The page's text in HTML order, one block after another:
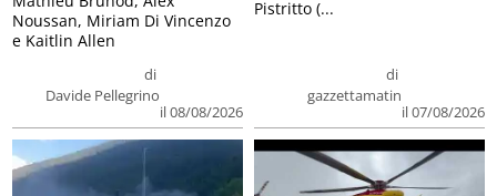
di
Davide Pellegrino
il 08/08/2026
Noussan, Miriam Di Vincenzo
e Kaitlin Allen
di
gazzettamatin
il 07/08/2026
Pistritto (...